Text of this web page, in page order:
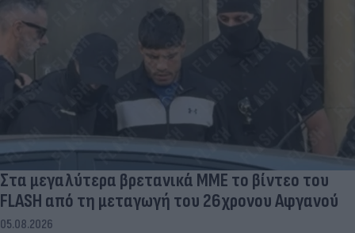
Στα μεγαλύτερα βρετανικά ΜΜΕ το βίντεο του
FLASH από τη μεταγωγή του 26χρονου Αφγανού
05.08.2026